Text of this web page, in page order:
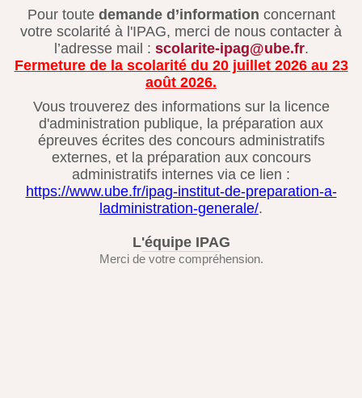
Pour toute demande d’information concernant
votre scolarité à l'IPAG, merci de nous contacter à
l’adresse mail : scolarite-ipag@ube.fr.
Fermeture de la scolarité du 20 juillet 2026 au 23
août 2026.
Vous trouverez des informations sur la licence
d'administration publique, la préparation aux
épreuves écrites des concours administratifs
externes, et la préparation aux concours
administratifs internes via ce lien :
https://www.ube.fr/ipag-institut-de-preparation-a-
ladministration-generale/.
L'équipe IPAG
Merci de votre compréhension.